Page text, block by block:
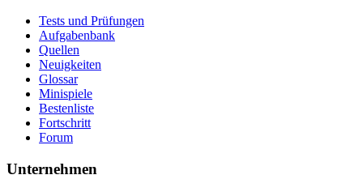
Tests und Prüfungen
Aufgabenbank
Quellen
Neuigkeiten
Glossar
Minispiele
Bestenliste
Fortschritt
Forum
Unternehmen